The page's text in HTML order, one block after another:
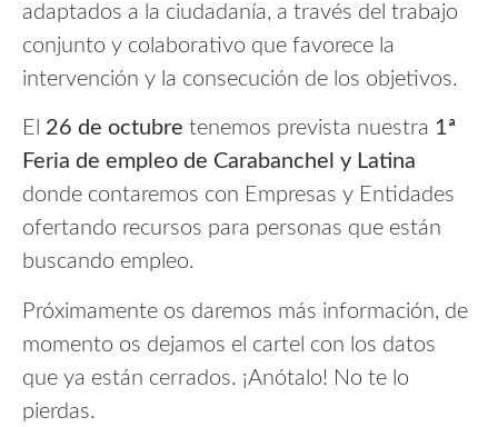
adaptados a la ciudadanía, a través del trabajo
conjunto y colaborativo que favorece la
intervención y la consecución de los objetivos.
El 26 de octubre tenemos prevista nuestra 1ª
Feria de empleo de Carabanchel y Latina
donde contaremos con Empresas y Entidades
ofertando recursos para personas que están
buscando empleo.
Próximamente os daremos más información, de
momento os dejamos el cartel con los datos
que ya están cerrados. ¡Anótalo! No te lo
pierdas.